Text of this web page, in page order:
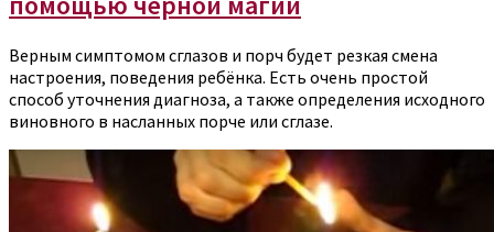
Верным симптомом сглазов и порч будет резкая смена
настроения, поведения ребёнка. Есть очень простой
способ уточнения диагноза, а также определения исходного
виновного в насланных порче или сглазе.